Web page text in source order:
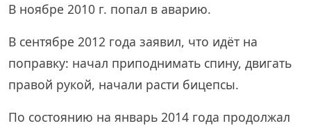
В ноябре 2010 г. попал в аварию.
В сентябре 2012 года заявил, что идёт на
поправку: начал приподнимать спину, двигать
правой рукой, начали расти бицепсы.
По состоянию на январь 2014 года продолжал